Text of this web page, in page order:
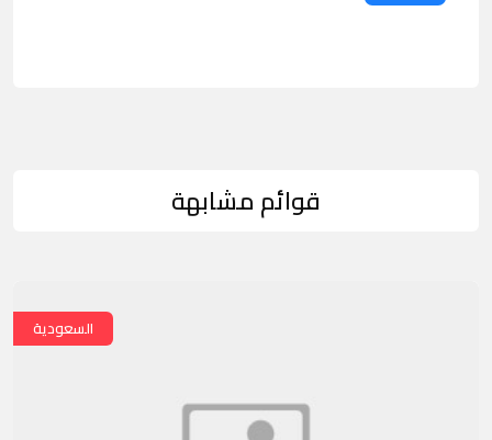
قوائم مشابهة
السعودية